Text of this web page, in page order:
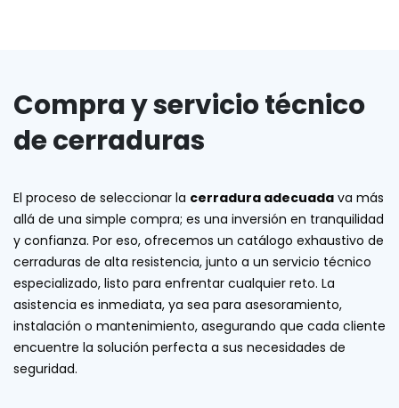
Compra y servicio técnico
de cerraduras
El proceso de seleccionar la cerradura adecuada va más
allá de una simple compra; es una inversión en tranquilidad
y confianza. Por eso, ofrecemos un catálogo exhaustivo de
cerraduras de alta resistencia, junto a un servicio técnico
especializado, listo para enfrentar cualquier reto. La
asistencia es inmediata, ya sea para asesoramiento,
instalación o mantenimiento, asegurando que cada cliente
encuentre la solución perfecta a sus necesidades de
seguridad.